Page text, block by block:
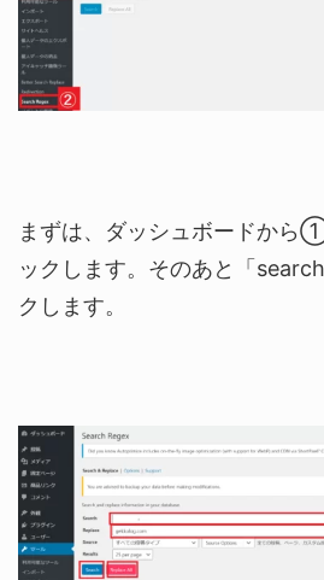
まずは、ダッシュボードから
ックします。そのあと「
クします。